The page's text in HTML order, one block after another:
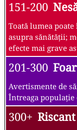
151-200
Toată lumea
asupra sănătății;
efecte mai grave
201-300
Avertismente de
Întreaga populație
300+ Riscant